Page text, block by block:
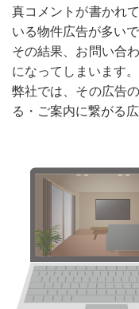
真コメントが書かれ
いる物件広告が多いで
その結果、お問い合
になってしまいます。
弊社では、その広告
る・ご案内に繋がる